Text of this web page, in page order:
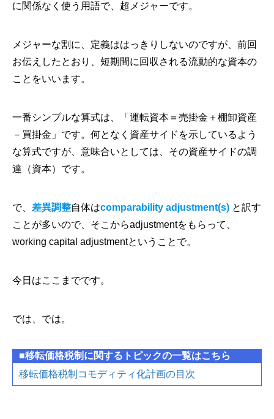
に関係なく使う用語で、超メジャーです。
メジャーな割に、定義ははっきりしないのですが、前回
お伝えしたとおり、短期間に回収される流動的な資本の
ことをいいます。
一番シンプルな算式は、「運転資本＝売掛金＋棚卸資産
－買掛金」です。何となく資産サイドを示しているよう
な算式ですが、意味合いとしては、その資産サイドの調
達（資本）です。
で、 差異調整自体はcomparability adjustment(s) と訳す
ことが多いので、そこからadjustmentをもらって、
working capital adjustmentということで。
今日はここまでです。
では、では。
■移転価格税制に関するトピックの一覧はこちら
移転価格税制コモディティ化計画の目次